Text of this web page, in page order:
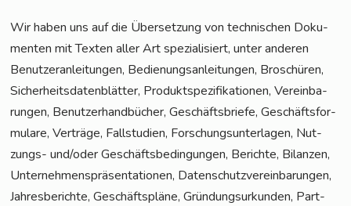
Wir haben uns auf die Über­set­zung von tech­ni­schen Doku­
men­ten mit Tex­ten aller Art spe­zia­li­siert, unter ande­ren
Benut­zer­an­lei­tun­gen, Bedie­nungs­an­lei­tun­gen, Bro­schü­ren,
Sicher­heits­da­ten­blät­ter, Pro­dukt­spe­zi­fi­ka­tio­nen, Ver­ein­ba­
run­gen, Benut­zer­hand­bü­cher, Geschäfts­brie­fe, Geschäfts­for­
mu­la­re, Ver­trä­ge, Fall­stu­di­en, For­schungs­un­ter­la­gen, Nut­
zungs- und/oder Geschäfts­be­din­gun­gen, Berich­te, Bilan­zen,
Unter­neh­mens­prä­sen­ta­tio­nen, Daten­schutz­ver­ein­ba­run­gen,
Jah­res­be­rich­te, Geschäfts­plä­ne, Grün­dungs­ur­kun­den, Part­